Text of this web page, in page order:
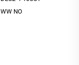
WW NO